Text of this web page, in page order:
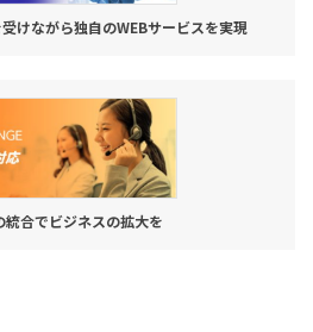
けながら独自のWEBサービスを実現
統合でビジネスの拡大を